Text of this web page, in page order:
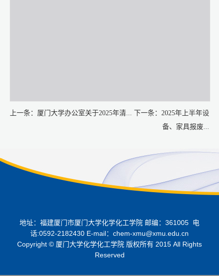
上一条： 厦门大学办公室关于2025年清... 下一条： 2025年上半年设
备、家具报废...
地址：福建厦门市厦门大学化学化工学院 邮编：361005 电
话:0592-2182430 E-mail：chem-xmu@xmu.edu.cn
Copyright © 厦门大学化学化工学院 版权所有 2015 All Rights
Reserved